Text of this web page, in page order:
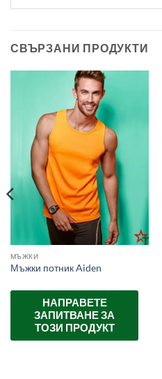
СВЪРЗАНИ ПРОДУКТИ
МЪЖКИ
Мъжки потник Aiden
НАПРАВЕТЕ
ЗАПИТВАНЕ ЗА
ТОЗИ ПРОДУКТ